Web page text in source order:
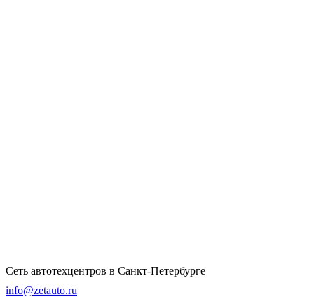
Сеть автотехцентров в Санкт-Петербурге
info@zetauto.ru